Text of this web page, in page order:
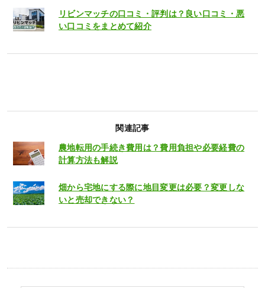
リビンマッチの口コミ・評判は？良い口コミ・悪
い口コミをまとめて紹介
関連記事
農地転用の手続き費用は？費用負担や必要経費の
計算方法も解説
畑から宅地にする際に地目変更は必要？変更しな
いと売却できない？